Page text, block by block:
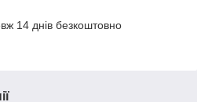
14 днів безкоштовно